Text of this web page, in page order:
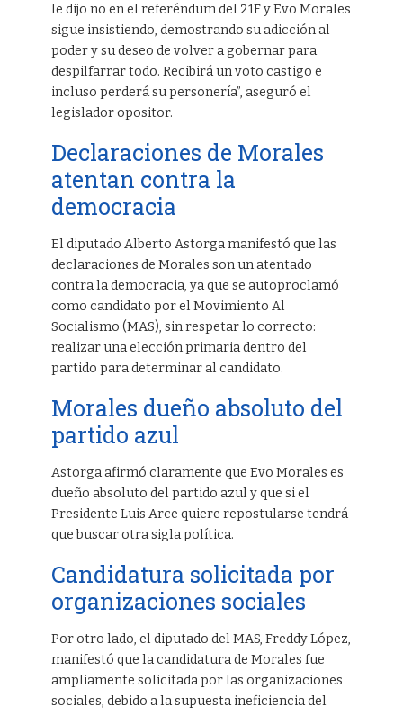
le dijo no en el referéndum del 21F y Evo Morales
sigue insistiendo, demostrando su adicción al
poder y su deseo de volver a gobernar para
despilfarrar todo. Recibirá un voto castigo e
incluso perderá su personería”, aseguró el
legislador opositor.
Declaraciones de Morales
atentan contra la
democracia
El diputado Alberto Astorga manifestó que las
declaraciones de Morales son un atentado
contra la democracia, ya que se autoproclamó
como candidato por el Movimiento Al
Socialismo (MAS), sin respetar lo correcto:
realizar una elección primaria dentro del
partido para determinar al candidato.
Morales dueño absoluto del
partido azul
Astorga afirmó claramente que Evo Morales es
dueño absoluto del partido azul y que si el
Presidente Luis Arce quiere repostularse tendrá
que buscar otra sigla política.
Candidatura solicitada por
organizaciones sociales
Por otro lado, el diputado del MAS, Freddy López,
manifestó que la candidatura de Morales fue
ampliamente solicitada por las organizaciones
sociales, debido a la supuesta ineficiencia del